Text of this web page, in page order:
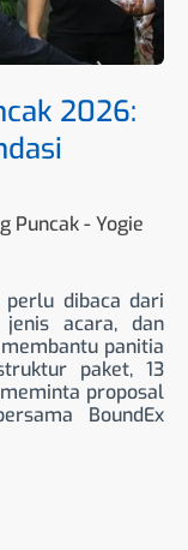
2026:
Puncak-Yogie
perlu dibaca dari
acara, dan
panitia
paket, 13
proposal
BoundEx